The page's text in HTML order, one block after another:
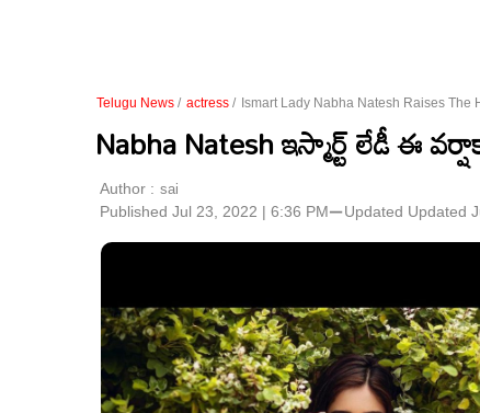
Telugu News / actress / Ismart Lady Nabha Natesh Raises The
Nabha Natesh ఇస్మార్ట్ లేడీ ఈ
Author : sai
Published Jul 23, 2022 | 6:36 PM⚊Updated Updated